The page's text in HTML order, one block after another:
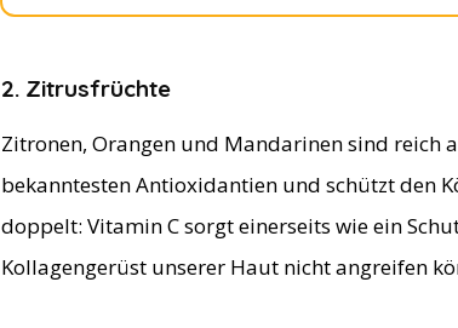
2. Zitrusfrüchte
Zitronen, Orangen und Mandarinen sind reich
bekanntesten Antioxidantien und schützt den
doppelt: Vitamin C sorgt einerseits wie ein
Kollagengerüst unserer Haut nicht angreifen